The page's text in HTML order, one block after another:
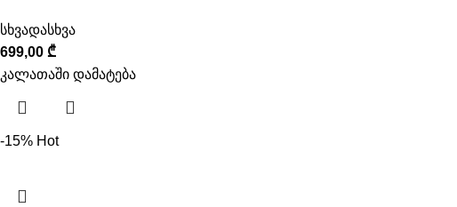
სხვადასხვა
699,00 ₾
კალათაში დამატება
-15% Hot